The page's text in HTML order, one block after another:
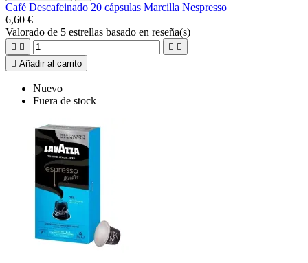
Café Descafeinado 20 cápsulas Marcilla Nespresso
6,60 €
Valorado de 5 estrellas basado en reseña(s)
   
 Añadir al carrito
Nuevo
Fuera de stock